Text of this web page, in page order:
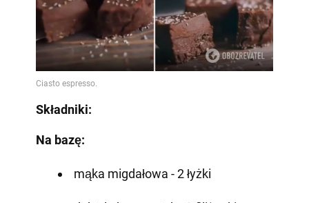
Składniki:
Na bazę:
mąka migdałowa - 2 łyżki